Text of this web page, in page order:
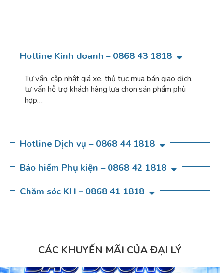
Hotline Kinh doanh – 0868 43 1818
Tư vấn, cập nhật giá xe, thủ tục mua bán giao dịch,
tư vấn hỗ trợ khách hàng lựa chọn sản phẩm phù
hợp…
Hotline Dịch vụ – 0868 44 1818
Bảo hiểm Phụ kiện – 0868 42 1818
Chăm sóc KH – 0868 41 1818
CÁC KHUYẾN MÃI CỦA ĐẠI LÝ